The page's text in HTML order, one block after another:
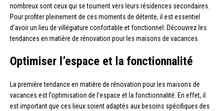
nombreux sont ceux qui se tournent vers leurs résidences secondaires.
Pour profiter pleinement de ces moments de détente, il est essentiel
d’avoir un lieu de villégiature confortable et fonctionnel. Découvrez les
tendances en matière de rénovation pour les maisons de vacances.
Optimiser l’espace et la fonctionnalité
La première tendance en matière de rénovation pour les maisons de
vacances est l’optimisation de l’espace et la fonctionnalité. En effet, il
est important que ces lieux soient adaptés aux besoins spécifiques des